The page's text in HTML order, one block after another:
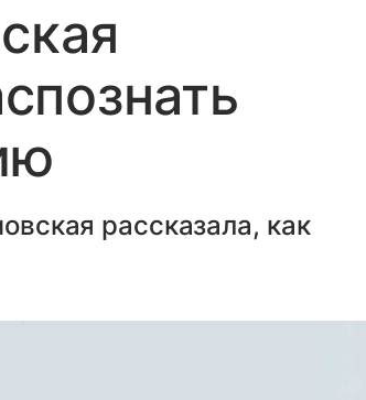
рассказала, как